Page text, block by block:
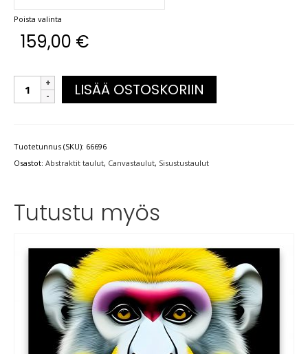
Poista valinta
159,00 €
LISÄÄ OSTOSKORIIN
Tuotetunnus (SKU): 66696
Osastot: Abstraktit taulut, Canvastaulut, Sisustustaulut
Tutustu myös